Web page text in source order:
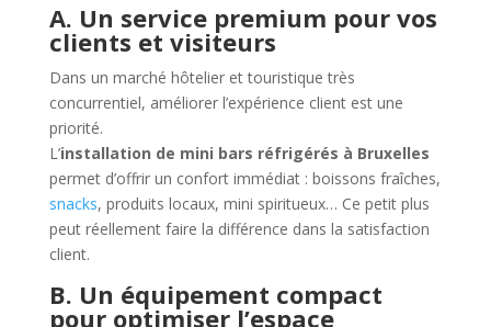
A. Un service premium pour vos
clients et visiteurs
Dans un marché hôtelier et touristique très
concurrentiel, améliorer l’expérience client est une
priorité.
L’installation de mini bars réfrigérés à Bruxelles
permet d’offrir un confort immédiat : boissons fraîches,
snacks, produits locaux, mini spiritueux… Ce petit plus
peut réellement faire la différence dans la satisfaction
client.
B. Un équipement compact
pour optimiser l’espace